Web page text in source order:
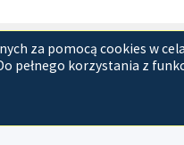
za pomocą cookies w
pełnego korzystania z